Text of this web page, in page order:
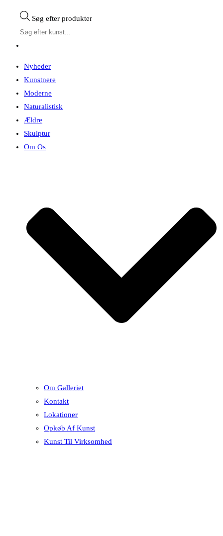
Søg efter produkter
Nyheder
Kunstnere
Moderne
Naturalistisk
Ældre
Skulptur
Om Os
Om Galleriet
Kontakt
Lokationer
Opkøb Af Kunst
Kunst Til Virksomhed